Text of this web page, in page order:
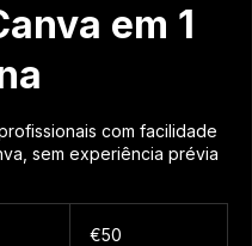
em 1
com facilidade
sem experiência prévia
€50